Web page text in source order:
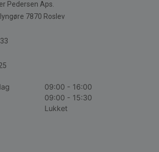
Pedersen Aps.
7870 Roslev
09:00 - 16:00
09:00 - 15:30
Lukket